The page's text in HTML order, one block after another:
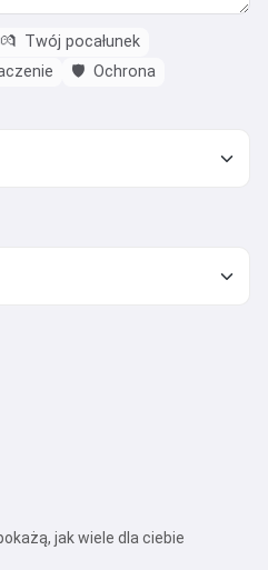
💏 Twój pocałunek
🛡️ Ochrona
jak wiele dla ciebie